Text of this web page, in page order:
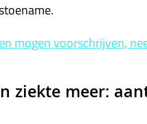
mogen voorschrijven,
ziekte meer: